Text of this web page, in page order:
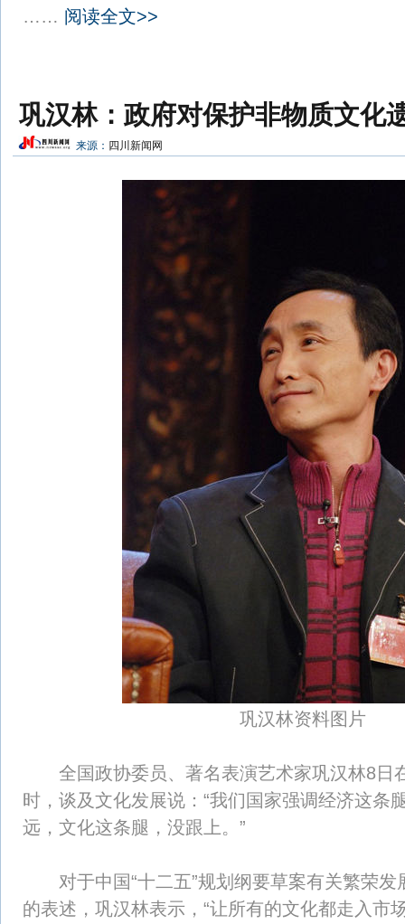
…… 阅读全文>>
巩汉林：政府对保护非物质文化
来源： 四川新闻网
巩汉林资料图片
全国政协委员、著名表演艺术家巩汉林8日
时，谈及文化发展说：“我们国家强调经济这条
远，文化这条腿，没跟上。”
对于中国“十二五”规划纲要草案有关繁荣发
的表述，巩汉林表示，“让所有的文化都走入市